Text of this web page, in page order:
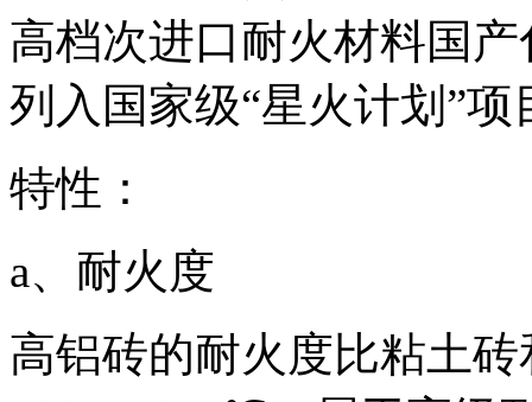
高档次进口耐火材料国
列入国家级“星火计划”项
特性：
a、耐火度
高铝砖的耐火度比粘土